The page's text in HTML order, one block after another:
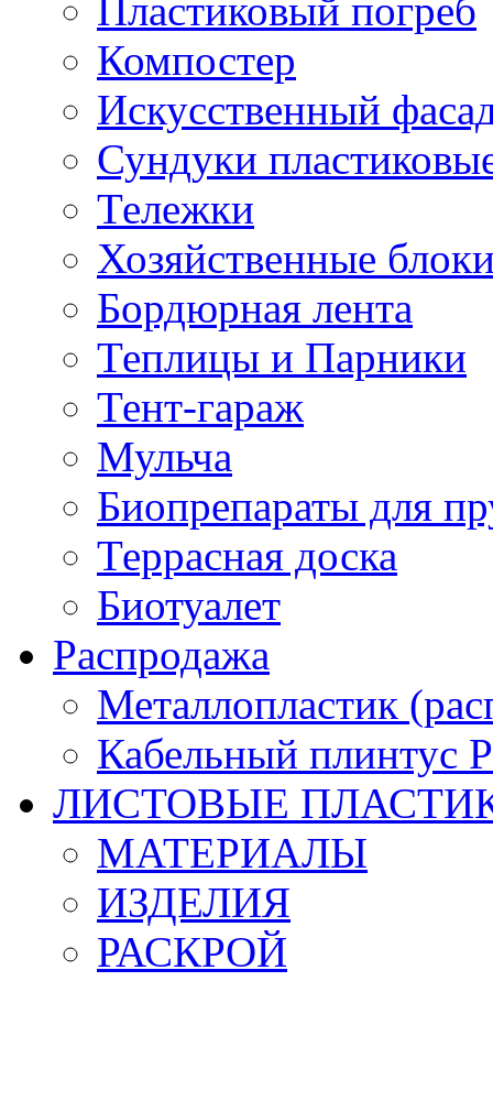
Пластиковый погреб
Компостер
Искусственный
Сундуки
Тележки
Хозяйственные
Бордюрная лента
Теплицы и Парники
Тент-гараж
Мульча
Биопрепараты для
Террасная доска
Биотуалет
Распродажа
Металлопластик
Кабельный
ЛИСТОВЫЕ
МАТЕРИАЛЫ
ИЗДЕЛИЯ
РАСКРОЙ